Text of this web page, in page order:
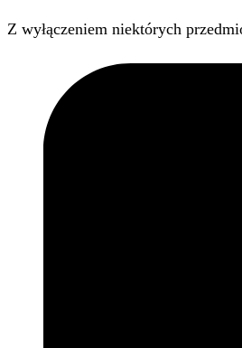
Z wyłączeniem niektórych